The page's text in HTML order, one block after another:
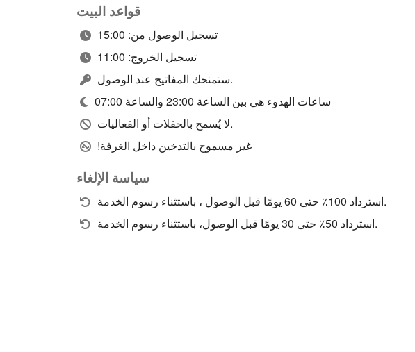
قواعد البيت
تسجيل الوصول من: 15:00
تسجيل الخروج: 11:00
ستمنحك المفاتيح عند الوصول.
ساعات الهدوء هي بين الساعة 23:00 والساعة 07:00
لا يُسمح بالحفلات أو الفعاليات.
!غير مسموح بالتدخين داخل الغرفة
سياسة الإلغاء
استرداد 100٪ حتى 60 يومًا قبل الوصول ، باستثناء رسوم الخدمة.
استرداد 50٪ حتى 30 يومًا قبل الوصول، باستثناء رسوم الخدمة.